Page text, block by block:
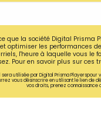
que la société Digital Prisma
optimiser les performances
l'heure à laquelle vous
Pour en savoir plus sur ces
sera utilisée par Digital Prisma
vous désinscrire en utilisant le lien de
vos droits, prenez connaissance